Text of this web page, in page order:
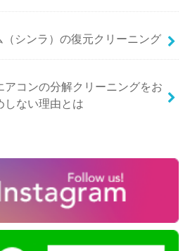
シンラ）の復元クリーニング
アコンの分解クリーニングをお
しない理由とは